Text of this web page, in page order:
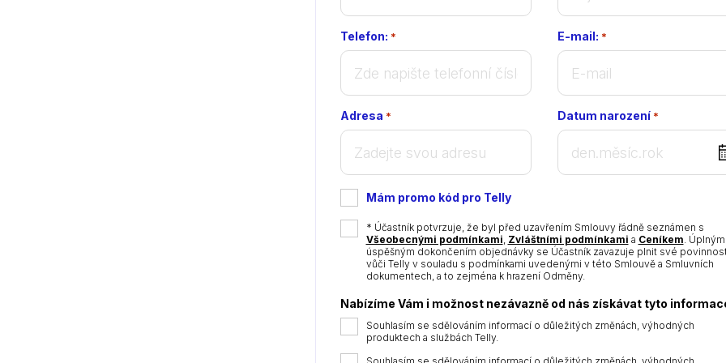
Telefon: * E-mail: *
Adresa * Datum narození *
DD
dot
YYYY
Mám promo kód pro Telly
* Účastník potvrzuje, že byl před uzavřením Smlouvy řádně seznámen s
Všeobecnými podmínkami Zvláštními podmínkami a Ceníkem .
úspěšným dokončením objednávky se Účastník zavazuje plnit své
vůči Telly v souladu s podmínkami uvedenými v této Smlouvě a Smluvních
dokumentech, a to zejména k hrazení Odměny.
Nabízíme Vám i možnost nezávazně od nás získávat tyto
Souhlasím se sdělováním informací o důležitých změnách, výhodných
produktech a službách Telly.